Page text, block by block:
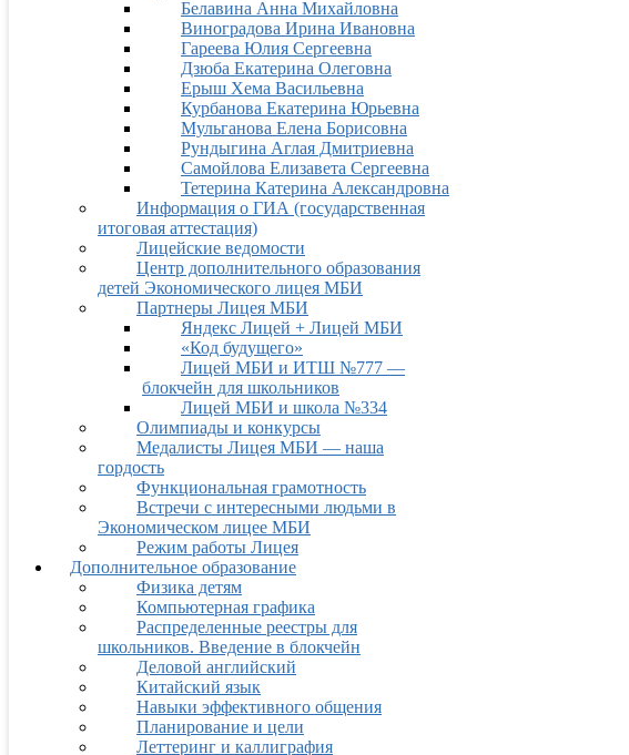
Белавина Анна Михайловна
Виноградова Ирина Ивановна
Гареева Юлия Сергеевна
Дзюба Екатерина Олеговна
Ерыш Хема Васильевна
Курбанова Екатерина Юрьевна
Мульганова Елена Борисовна
Рундыгина Аглая Дмитриевна
Самойлова Елизавета Сергеевна
Тетерина Катерина Александровна
Информация о ГИА (государственная
итоговая аттестация)
Лицейские ведомости
Центр дополнительного образования
детей Экономического лицея МБИ
Партнеры Лицея МБИ
Яндекс Лицей + Лицей МБИ
«Код будущего»
Лицей МБИ и ИТШ №777 —
блокчейн для школьников
Лицей МБИ и школа №334
Олимпиады и конкурсы
Медалисты Лицея МБИ — наша
гордость
Функциональная грамотность
Встречи с интересными людьми в
Экономическом лицее МБИ
Режим работы Лицея
Дополнительное образование
Физика детям
Компьютерная графика
Распределенные реестры для
школьников. Введение в блокчейн
Деловой английский
Китайский язык
Навыки эффективного общения
Планирование и цели
Леттеринг и каллиграфия